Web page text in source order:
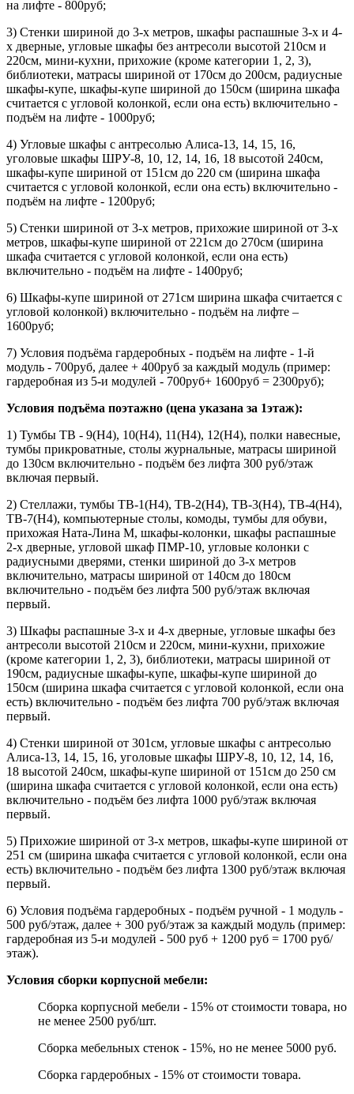
на лифте - 800руб;
3) Стенки шириной до 3-х метров, шкафы распашные 3-х и 4-
х дверные, угловые шкафы без антресоли высотой 210см и
220см, мини-кухни, прихожие (кроме категории 1, 2, 3),
библиотеки, матрасы шириной от 170см до 200см, радиусные
шкафы-купе, шкафы-купе шириной до 150см (ширина шкафа
считается с угловой колонкой, если она есть) включительно -
подъём на лифте - 1000руб;
4) Угловые шкафы с антресолью Алиса-13, 14, 15, 16,
уголовые шкафы ШРУ-8, 10, 12, 14, 16, 18 высотой 240см,
шкафы-купе шириной от 151см до 220 см (ширина шкафа
считается с угловой колонкой, если она есть) включительно -
подъём на лифте - 1200руб;
5) Стенки шириной от 3-х метров, прихожие шириной от 3-х
метров, шкафы-купе шириной от 221см до 270см (ширина
шкафа считается с угловой колонкой, если она есть)
включительно - подъём на лифте - 1400руб;
6) Шкафы-купе шириной от 271см ширина шкафа считается с
угловой колонкой) включительно - подъём на лифте –
1600руб;
7) Условия подъёма гардеробных - подъём на лифте - 1-й
модуль - 700руб, далее + 400руб за каждый модуль (пример:
гардеробная из 5-и модулей - 700руб+ 1600руб = 2300руб);
Условия подъёма поэтажно (цена указана за 1этаж):
1) Тумбы ТВ - 9(Н4), 10(Н4), 11(Н4), 12(Н4), полки навесные,
тумбы прикроватные, столы журнальные, матрасы шириной
до 130см включительно - подъём без лифта 300 руб/этаж
включая первый.
2) Стеллажи, тумбы ТВ-1(Н4), ТВ-2(Н4), ТВ-3(Н4), ТВ-4(Н4),
ТВ-7(Н4), компьютерные столы, комоды, тумбы для обуви,
прихожая Ната-Лина М, шкафы-колонки, шкафы распашные
2-х дверные, угловой шкаф ПМР-10, угловые колонки с
радиусными дверями, стенки шириной до 3-х метров
включительно, матрасы шириной от 140см до 180см
включительно - подъём без лифта 500 руб/этаж включая
первый.
3) Шкафы распашные 3-х и 4-х дверные, угловые шкафы без
антресоли высотой 210см и 220см, мини-кухни, прихожие
(кроме категории 1, 2, 3), библиотеки, матрасы шириной от
190см, радиусные шкафы-купе, шкафы-купе шириной до
150см (ширина шкафа считается с угловой колонкой, если она
есть) включительно - подъём без лифта 700 руб/этаж включая
первый.
4) Стенки шириной от 301см, угловые шкафы с антресолью
Алиса-13, 14, 15, 16, уголовые шкафы ШРУ-8, 10, 12, 14, 16,
18 высотой 240см, шкафы-купе шириной от 151см до 250 см
(ширина шкафа считается с угловой колонкой, если она есть)
включительно - подъём без лифта 1000 руб/этаж включая
первый.
5) Прихожие шириной от 3-х метров, шкафы-купе шириной от
251 см (ширина шкафа считается с угловой колонкой, если она
есть) включительно - подъём без лифта 1300 руб/этаж включая
первый.
6) Условия подъёма гардеробных - подъём ручной - 1 модуль -
500 руб/этаж, далее + 300 руб/этаж за каждый модуль (пример:
гардеробная из 5-и модулей - 500 руб + 1200 руб = 1700 руб/
этаж).
Условия сборки корпусной мебели:
Сборка корпусной мебели - 15% от стоимости товара, но
не менее 2500 руб/шт.
Сборка мебельных стенок - 15%, но не менее 5000 руб.
Сборка гардеробных - 15% от стоимости товара.